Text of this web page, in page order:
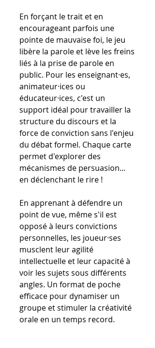
En forçant le trait et en
encourageant parfois une
pointe de mauvaise foi, le jeu
libère la parole et lève les freins
liés à la prise de parole en
public. Pour les enseignant·es,
animateur·ices ou
éducateur·ices, c'est un
support idéal pour travailler la
structure du discours et la
force de conviction sans l'enjeu
du débat formel. Chaque carte
permet d'explorer des
mécanismes de persuasion...
en déclenchant le rire !
En apprenant à défendre un
point de vue, même s'il est
opposé à leurs convictions
personnelles, les joueur·ses
musclent leur agilité
intellectuelle et leur capacité à
voir les sujets sous différents
angles. Un format de poche
efficace pour dynamiser un
groupe et stimuler la créativité
orale en un temps record.